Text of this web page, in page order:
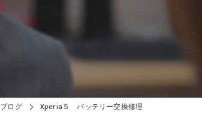
ブログ Xperia５ バッテリー交換修理